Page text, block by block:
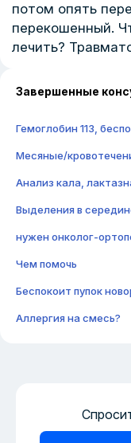
потом опять
перекошенный.
лечить?
Завершенные
Гемоглобин 113,
Месяные/
Анализ кала,
Выделения в
нужен онколог-
Чем помочь
Беспокоит пупок
Аллергия на смесь?